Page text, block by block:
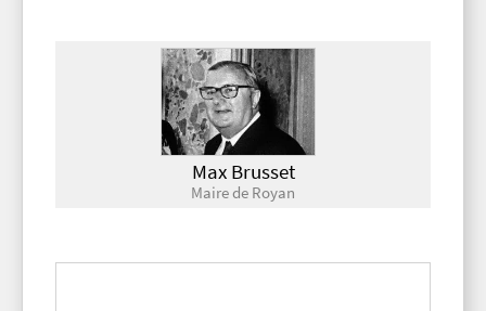
Max Brusset
Maire de Royan